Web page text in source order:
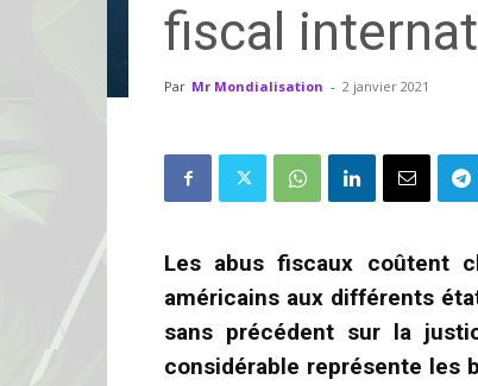
fiscal
Par Mr Mondialisation - 2 janvier 2021
Les abus fiscaux coûtent
américains aux différents
sans précédent sur la
considérable représente les